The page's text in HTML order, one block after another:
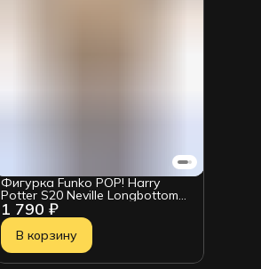
1 790 ₽
Фигурка Funko POP! Harry
Potter S20 Neville Longbottom
(194) 90271
В корзину